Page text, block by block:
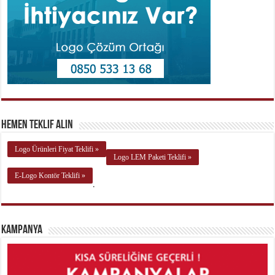
Hemen Teklif Alın
Logo Ürünleri Fiyat Teklifi »
Logo LEM Paketi Teklifi »
E-Logo Kontör Teklifi »
.
Kampanya